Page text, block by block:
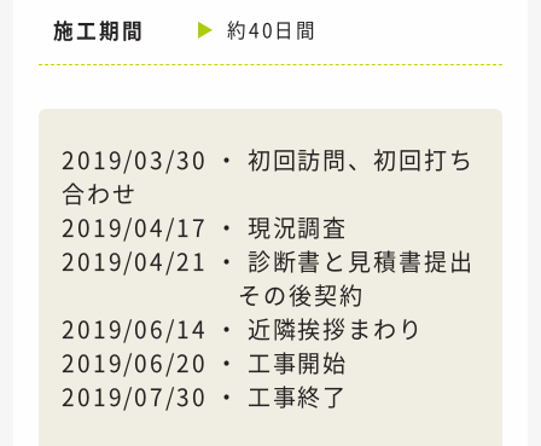
施工期間 約40日間
2019/03/30 ・ 初回訪問、初回打ち
合わせ
2019/04/17 ・ 現況調査
2019/04/21 ・ 診断書と見積書提出
その後契約
2019/06/14 ・ 近隣挨拶まわり
2019/06/20 ・ 工事開始
2019/07/30 ・ 工事終了